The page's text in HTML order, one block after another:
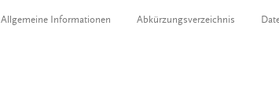
Allgemeine Informationen Abkürzungsverzeichnis